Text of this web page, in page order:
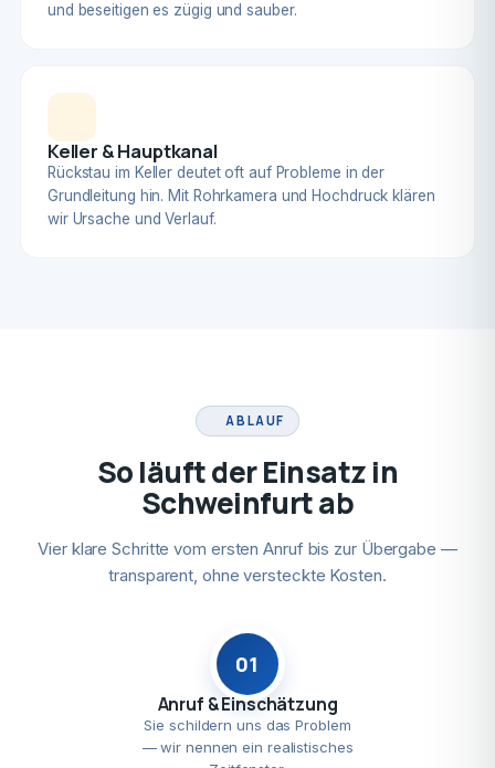
und beseitigen es zügig und sauber.
Keller & Hauptkanal
Rückstau im Keller deutet oft auf Probleme in der
Grundleitung hin. Mit Rohrkamera und Hochdruck klären
wir Ursache und Verlauf.
ABLAUF
So läuft der Einsatz in
Schweinfurt ab
Vier klare Schritte vom ersten Anruf bis zur Übergabe —
transparent, ohne versteckte Kosten.
01
Anruf & Einschätzung
Sie schildern uns das Problem
— wir nennen ein realistisches